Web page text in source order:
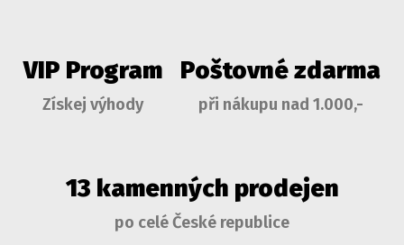
VIP Program
Získej výhody
Poštovné zdarma
při nákupu nad 1.000,-
13 kamenných prodejen
po celé České republice